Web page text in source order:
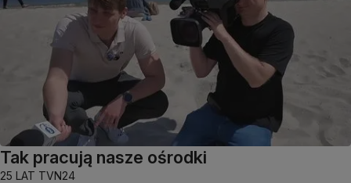
Tak pracują nasze ośrodki
25 LAT TVN24